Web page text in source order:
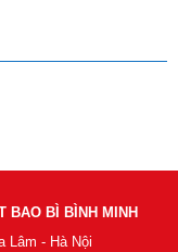
BAO BÌ BÌNH MINH
Lâm - Hà Nội